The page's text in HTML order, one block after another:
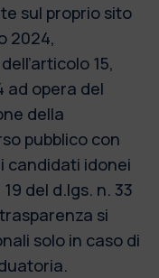
sul proprio sito
2024,
15,
ad opera del
della
pubblico con
candidati idonei
del d.lgs. n. 33
si
solo in caso di